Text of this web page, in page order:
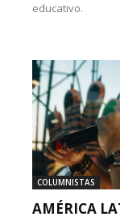
educativo.
COLUMNISTAS
AMÉRICA